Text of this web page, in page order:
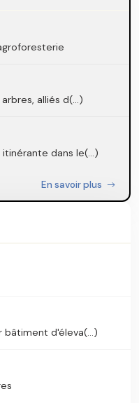
alliés d(...)
dans le(...)
En savoir plus
d'éleva(...)